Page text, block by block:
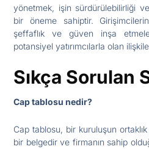
yönetmek, işin sürdürülebilirliği
bir öneme sahiptir.
şeffaflık ve güven inşa
potansiyel yatırımcılarla olan
Sıkça Sorulan
Cap tablosu nedir?
Cap tablosu, bir kuruluşun ortaklık
bir belgedir ve firmanın sahip